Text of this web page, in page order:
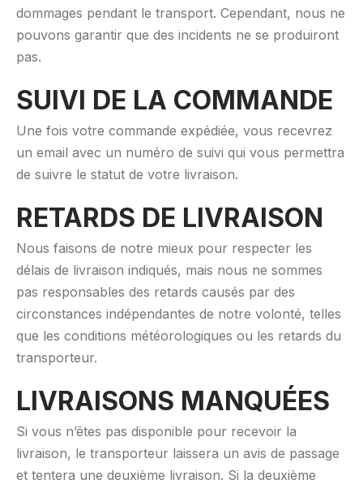
dommages pendant le transport. Cependant, nous ne
pouvons garantir que des incidents ne se produiront
pas.
SUIVI DE LA COMMANDE
Une fois votre commande expédiée, vous recevrez
un email avec un numéro de suivi qui vous permettra
de suivre le statut de votre livraison.
RETARDS DE LIVRAISON
Nous faisons de notre mieux pour respecter les
délais de livraison indiqués, mais nous ne sommes
pas responsables des retards causés par des
circonstances indépendantes de notre volonté, telles
que les conditions météorologiques ou les retards du
transporteur.
LIVRAISONS MANQUÉES
Si vous n’êtes pas disponible pour recevoir la
livraison, le transporteur laissera un avis de passage
et tentera une deuxième livraison. Si la deuxième